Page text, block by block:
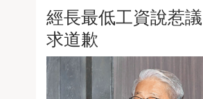
經長最低工資說惹
求道歉